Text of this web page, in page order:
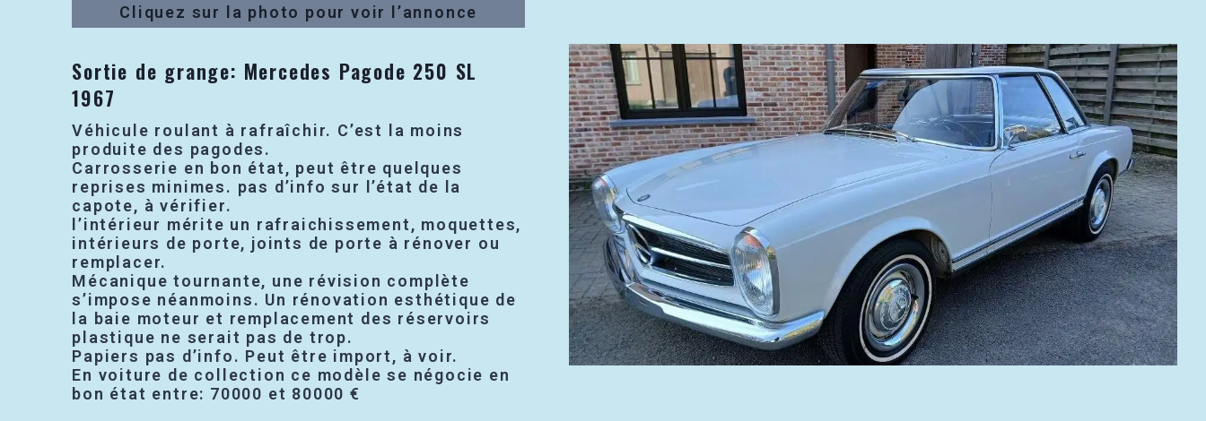
Cliquez sur la photo pour voir l’annonce
Sortie de grange: Mercedes Pagode 250 SL
1967
Véhicule roulant à rafraîchir. C’est la moins
produite des pagodes.
Carrosserie en bon état, peut être quelques
reprises minimes. pas d’info sur l’état de la
capote, à vérifier.
l’intérieur mérite un rafraichissement, moquettes,
intérieurs de porte, joints de porte à rénover ou
remplacer.
Mécanique tournante, une révision complète
s’impose néanmoins. Un rénovation esthétique de
la baie moteur et remplacement des réservoirs
plastique ne serait pas de trop.
Papiers pas d’info. Peut être import, à voir.
En voiture de collection ce modèle se négocie en
bon état entre: 70000 et 80000 €